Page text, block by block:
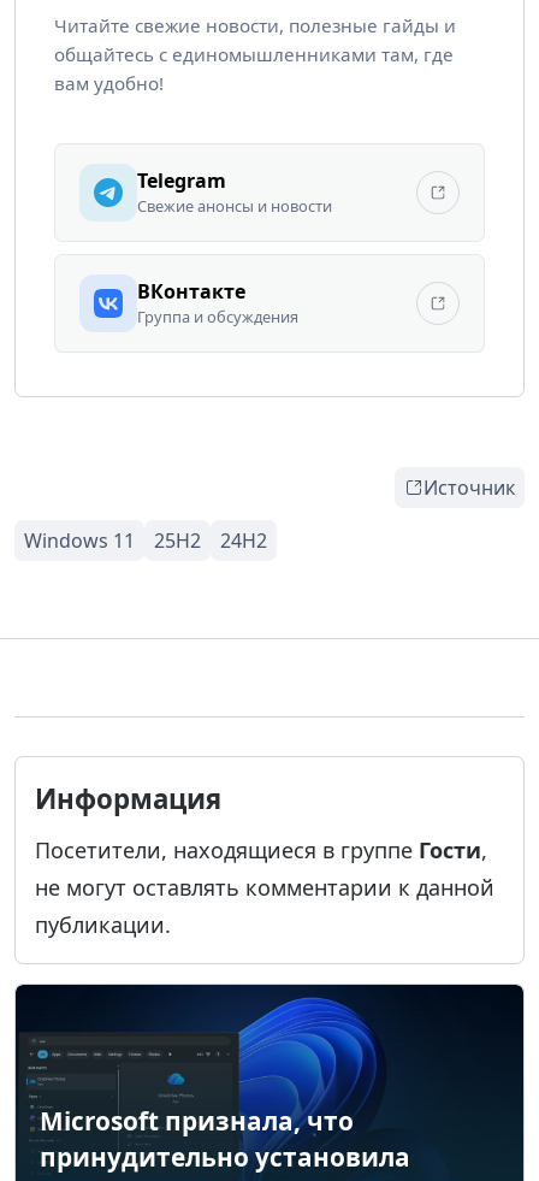
Читайте свежие новости, полезные гайды и
общайтесь с единомышленниками там, где
вам удобно!
Telegram
Свежие анонсы и новости
ВКонтакте
Группа и обсуждения
Источник
Информация
Посетители, находящиеся в группе Гости,
не могут оставлять комментарии к данной
публикации.
Microsoft признала, что
принудительно установила